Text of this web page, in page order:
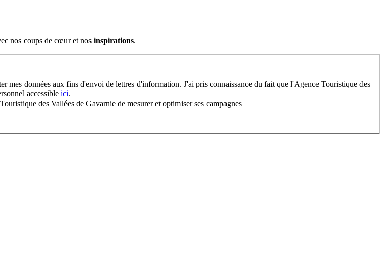
nos coups de cœur et nos inspirations.
mes données aux fins d'envoi de lettres d'information. J'ai pris connaissance du fait que l'Agence Touristique des
accessible ici.
des Vallées de Gavarnie de mesurer et optimiser ses campagnes